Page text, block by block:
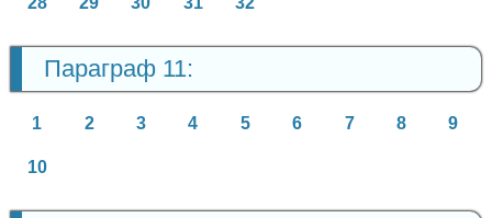
Параграф 11:
1 2 3 4 5 6 7 8 9
10